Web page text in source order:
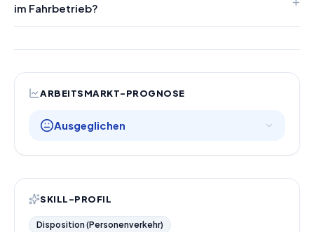
im Fahrbetrieb?
ARBEITSMARKT-PROGNOSE
Ausgeglichen
SKILL-PROFIL
Disposition (Personenverkehr)